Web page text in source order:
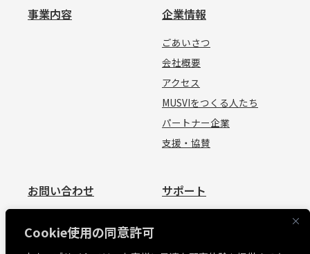
Cookie使用の同意許可
事業内容 企業情報
ごあいさつ
会社概要
アクセス
MUSVIをつくる人たち
パートナー企業
支援・協賛
お問い合わせ
見積依頼
サポート